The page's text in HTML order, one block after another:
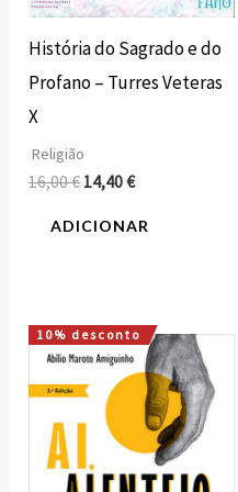
História do Sagrado e do
Profano – Turres Veteras
X
Religião
16,00€ 14,40€
ADICIONAR
10% desconto
O
preço
original
era:
16,00 €.
O
preço
atual
é:
14,40 €.